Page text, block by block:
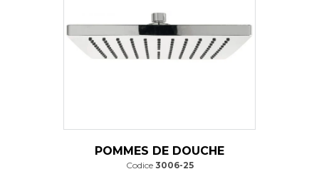
POMMES DE DOUCHE
Codice 3006-25